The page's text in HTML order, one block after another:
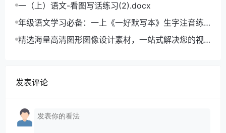
一（上）语文-看图写话练习(2).docx
年级语文学习必备：一上《一好默写本》生字注音练
习电子版，助力孩子打好基础
精选海量高清图形图像设计素材，一站式解决您的视
发表评论